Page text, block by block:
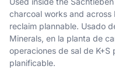
charcoal works and across
reclaim plannable. Usado
Minerals, en la planta de
operaciones de sal de K+S
planificable.